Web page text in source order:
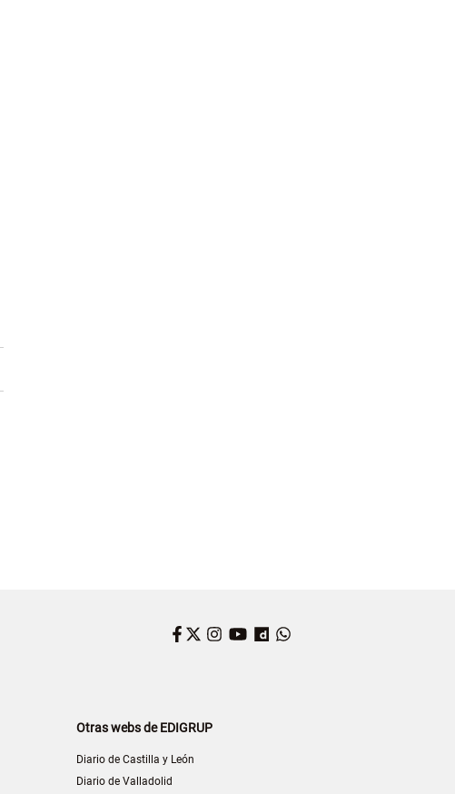
Facebook
Twitter
Instagram
YouTube
Dailymotion
Otras webs de EDIGRUP
Diario de Castilla y León
Diario de Valladolid